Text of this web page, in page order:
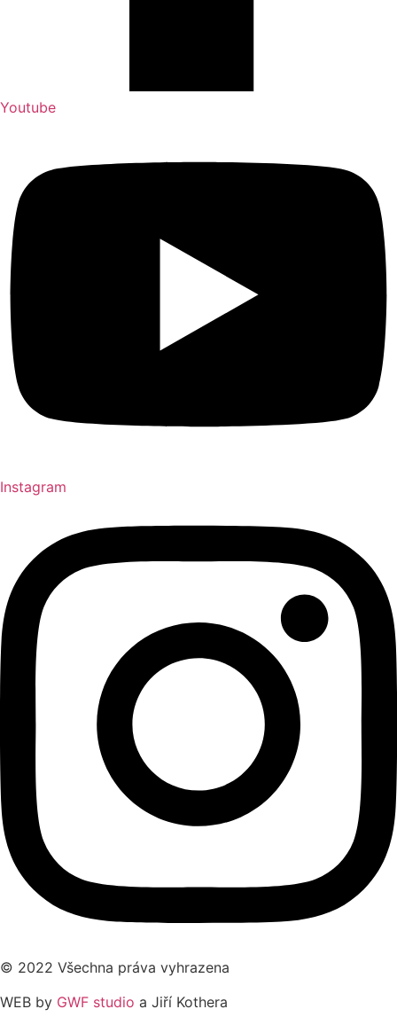
Youtube
Instagram
© 2022 Všechna práva vyhrazena
WEB by GWF studio a Jiří Kothera